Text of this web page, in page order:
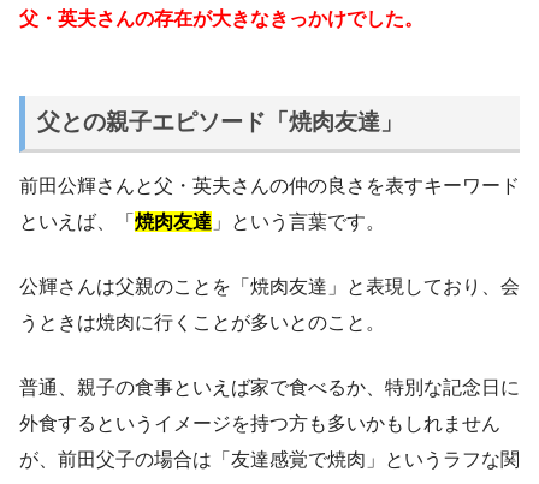
父・英夫さんの存在が大きなきっかけでした。
父との親子エピソード「焼肉友達」
前田公輝さんと父・英夫さんの仲の良さを表すキーワード
といえば、「 焼肉友達 」という言葉です。
公輝さんは父親のことを「焼肉友達」と表現しており、会
うときは焼肉に行くことが多いとのこと。
普通、親子の食事といえば家で食べるか、特別な記念日に
外食するというイメージを持つ方も多いかもしれません
が、前田父子の場合は「友達感覚で焼肉」というラフな関